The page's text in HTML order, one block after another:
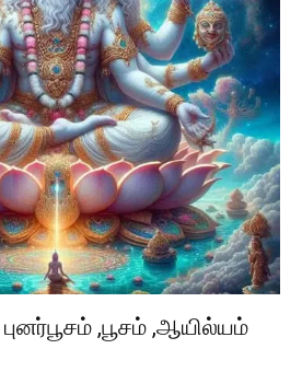
,பூசம் ,ஆயில்யம்